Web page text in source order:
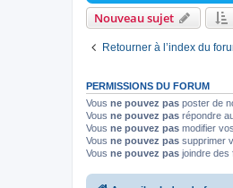
Nouveau sujet
Retourner à l’index du
PERMISSIONS DU FORUM
Vous ne pouvez pas poster de
Vous ne pouvez pas répondre
Vous ne pouvez pas modifier
Vous ne pouvez pas supprimer
Vous ne pouvez pas joindre des